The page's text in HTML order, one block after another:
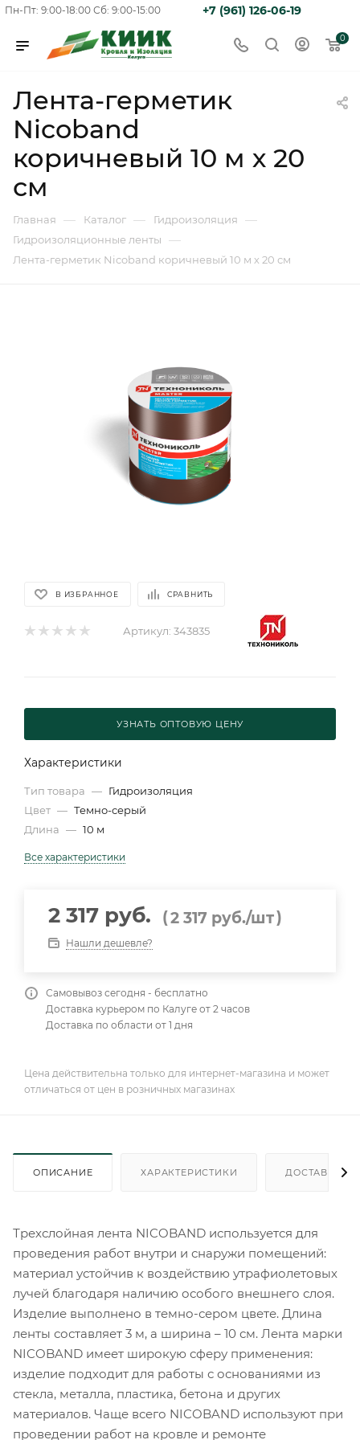
Пн-Пт: 9:00-18:00 Сб: 9:00-15:00 +7 (961) 126-06-19
0
Лента-герметик
Nicoband
коричневый 10 м х 20
см
Главная — Каталог — Гидроизоляция —
Гидроизоляционные ленты —
Лента-герметик Nicoband коричневый 10 м х 20 см
В ИЗБРАННОЕ СРАВНИТЬ
Артикул: 343835
УЗНАТЬ ОПТОВУЮ ЦЕНУ
Характеристики
Тип товара — Гидроизоляция
Цвет — Темно-серый
Длина — 10 м
Все характеристики
2 317 руб. (2 317 руб./шт)
Нашли дешевле?
Самовывоз сегодня - бесплатно
Доставка курьером по Калуге от 2 часов
Доставка по области от 1 дня
Цена действительна только для интернет-магазина и может
отличаться от цен в розничных магазинах
ОПИСАНИЕ ХАРАКТЕРИСТИКИ ДОСТАВКА
Трехслойная лента NICOBAND используется для
проведения работ внутри и снаружи помещений:
материал устойчив к воздействию утрафиолетовых
лучей благодаря наличию особого внешнего слоя.
Изделие выполнено в темно-сером цвете. Длина
ленты составляет 3 м, а ширина – 10 см. Лента марки
NICOBAND имеет широкую сферу применения:
изделие подходит для работы с основаниями из
стекла, металла, пластика, бетона и других
материалов. Чаще всего NICOBAND используют при
проведении работ на кровле и ремонте